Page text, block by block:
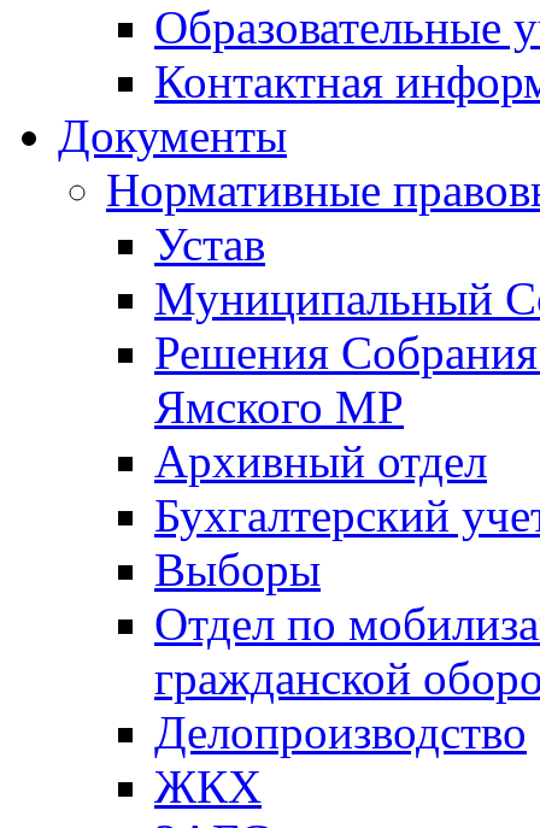
Образовательные
Контактная
Документы
Нормативные
Устав
Муниципальный
Решения
Ямского МР
Архивный отдел
Бухгалтерский
Выборы
Отдел по
гражданской
Делопроизводство
ЖКХ